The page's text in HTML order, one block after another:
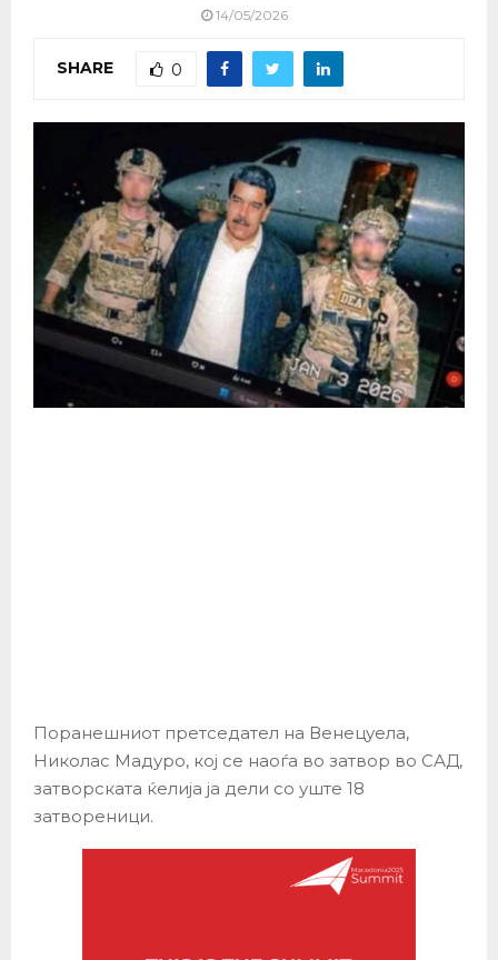
14/05/2026
SHARE 0
Поранешниот претседател на Венецуела,
Николас Мадуро, кој се наоѓа во затвор во САД,
затворската ќелија ја дели со уште 18
затвореници.